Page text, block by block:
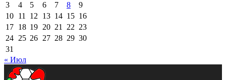
3
4 5 6 7 8
9
10 11 12 13 14 15 16
17 18 19 20 21 22 23
24 25 26 27 28 29 30
31
« Июл